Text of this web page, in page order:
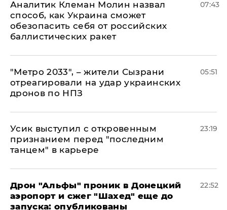
Аналитик Клеман Молин назвал
способ, как Украина сможет
обезопасить себя от российских
баллистических ракет
07:43
"Метро 2033", – жители Сызрани
отреагировали на удар украинских
дронов по НПЗ
05:51
Усик выступил с откровенным
признанием перед "последним
танцем" в карьере
23:19
Дрон "Альфы" проник в Донецкий
аэропорт и сжег "Шахед" еще до
запуска: опубликованы
22:52